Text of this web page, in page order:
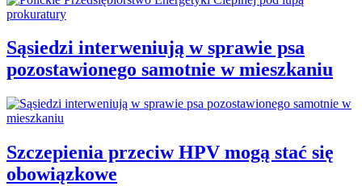
Sąsiedzi interweniują w sprawie psa
pozostawionego samotnie w mieszkaniu
Szczepienia przeciw HPV mogą stać się
obowiązkowe